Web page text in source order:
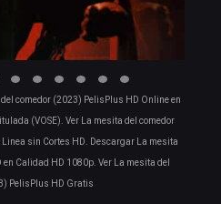
comedor (2023) PelisPlus HD Online en
(VOSE). Ver La mesita del comedor
sin Cortes HD. Descargar La mesita
Calidad HD 1080p. Ver La mesita del
PelisPlus HD Gratis